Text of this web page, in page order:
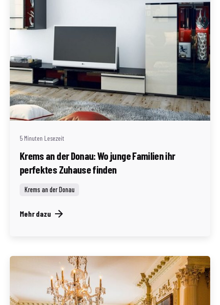
Geschrieben von
Redaktion Immofragen Bezirk: Krems an der Donau
(AT)
5 Minuten Lesezeit
Krems an der Donau: Wo junge Familien ihr
perfektes Zuhause finden
Krems an der Donau
Mehr dazu